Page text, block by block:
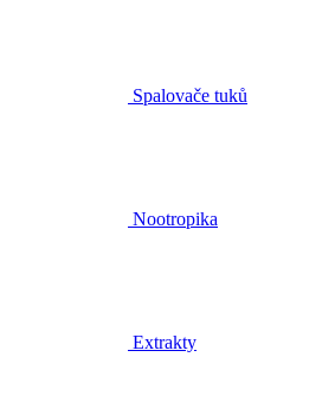
Spalovače tuků
Nootropika
Extrakty